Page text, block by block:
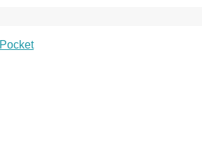
Pocket